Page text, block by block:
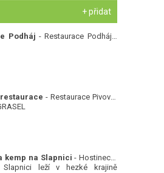
+ přidat
Podháj - Restaurace Podháj -
- Restaurace Pivovar
kemp na Slapnici - Hostinec a
leží v hezké krajině